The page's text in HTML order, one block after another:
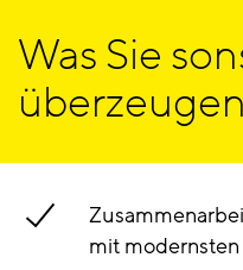
Was Sie
mit